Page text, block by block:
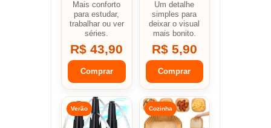
Mais conforto
para estudar,
trabalhar ou ver
séries.
R$ 43,90
Comprar
Um detalhe
simples para
deixar o visual
mais bonito.
R$ 5,90
Comprar
Verão Cozinha